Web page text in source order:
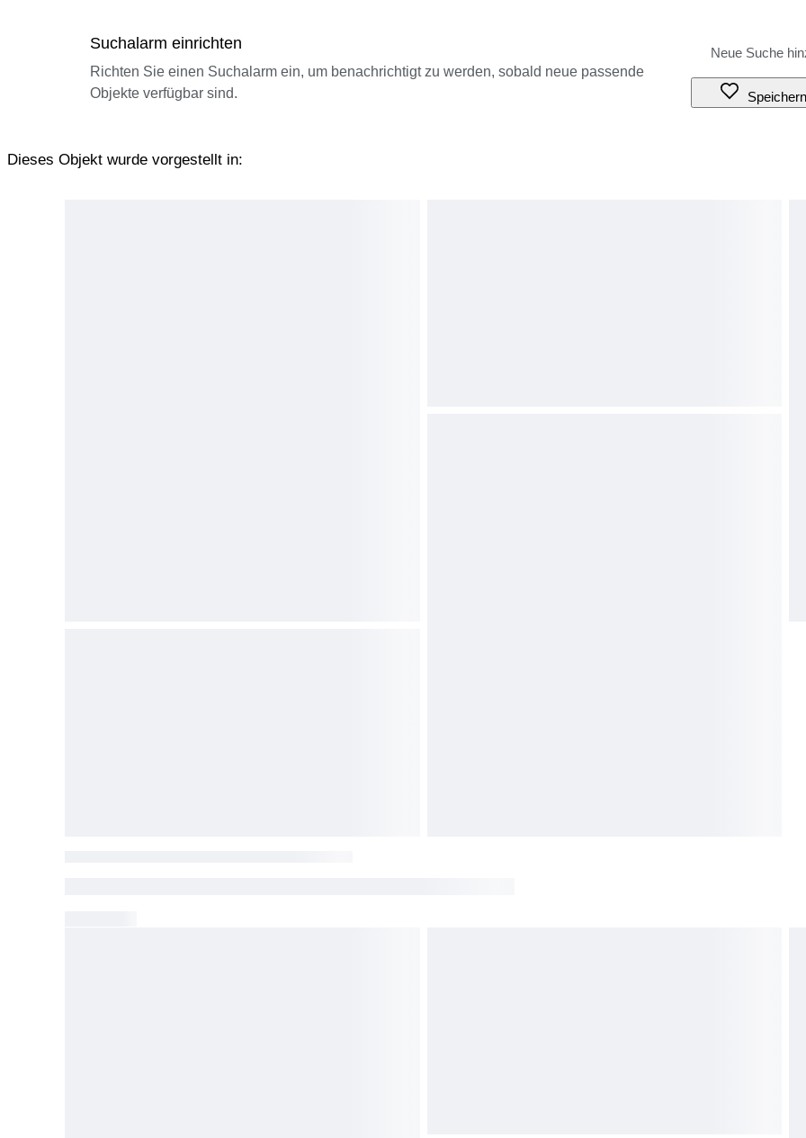
Suchalarm einrichten
Richten Sie einen Suchalarm ein, um benachrichtigt zu werden, sobald neue passende
Objekte verfügbar sind.
Speichern
Dieses Objekt wurde vorgestellt in: